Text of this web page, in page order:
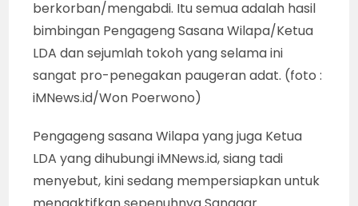
berkorban/mengabdi. Itu semua adalah hasil
bimbingan Pengageng Sasana Wilapa/Ketua
LDA dan sejumlah tokoh yang selama ini
sangat pro-penegakan paugeran adat. (foto :
iMNews.id/Won Poerwono)
Pengageng sasana Wilapa yang juga Ketua
LDA yang dihubungi iMNews.id, siang tadi
menyebut, kini sedang mempersiapkan untuk